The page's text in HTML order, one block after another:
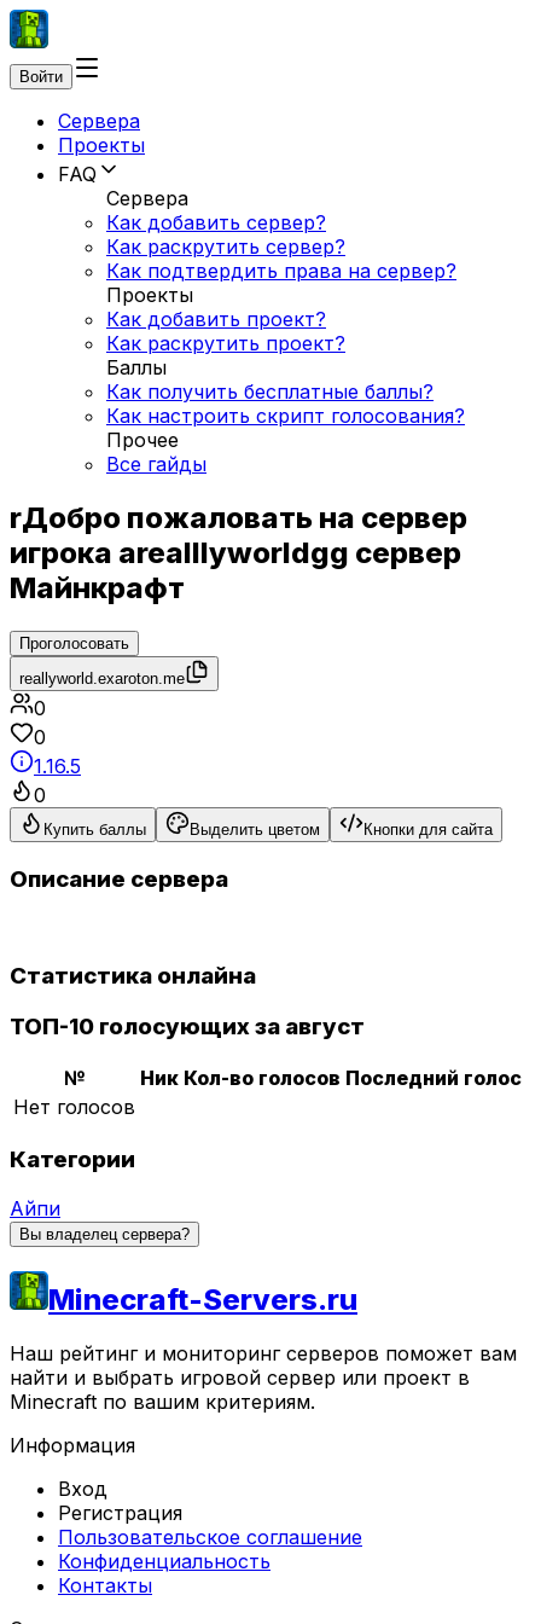
Войти
Сервера
Проекты
FAQ
Сервера
Как добавить сервер?
Как раскрутить сервер?
Как подтвердить права на сервер?
Проекты
Как добавить проект?
Как раскрутить проект?
Баллы
Как получить бесплатные баллы?
Как настроить скрипт голосования?
Прочее
Все гайды
rДобро пожаловать на сервер
игрока arealllyworldgg сервер
Майнкрафт
Проголосовать
reallyworld.exaroton.me
0
0
1.16.5
0
Купить баллы Выделить цветом Кнопки для сайта
Описание сервера
Статистика онлайна
ТОП-10 голосующих за август
№ Ник Кол-во голосов Последний голос
Нет голосов
Категории
Айпи
Вы владелец сервера?
Minecraft-Servers.ru
Наш рейтинг и мониторинг серверов поможет вам
найти и выбрать игровой сервер или проект в
Minecraft по вашим критериям.
Информация
Вход
Регистрация
Пользовательское соглашение
Конфиденциальность
Контакты